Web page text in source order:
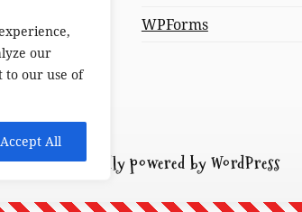
our
to our use of
Accept All
WPForms
Proudly powered by WordPress